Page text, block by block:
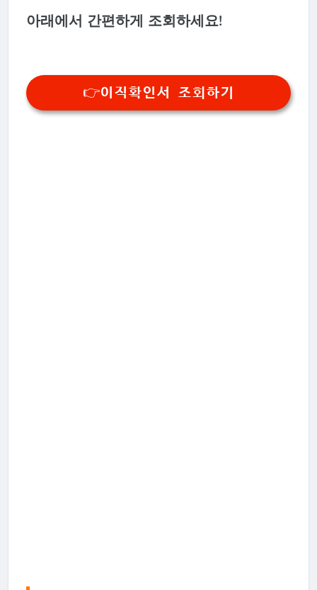
아래에서 간편하게 조회하세요!
👉이직확인서 조회하기